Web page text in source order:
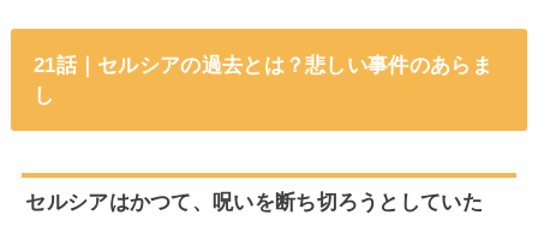
21話｜セルシアの過去とは？悲しい事件のあらま
し
セルシアはかつて、呪いを断ち切ろうとしていた